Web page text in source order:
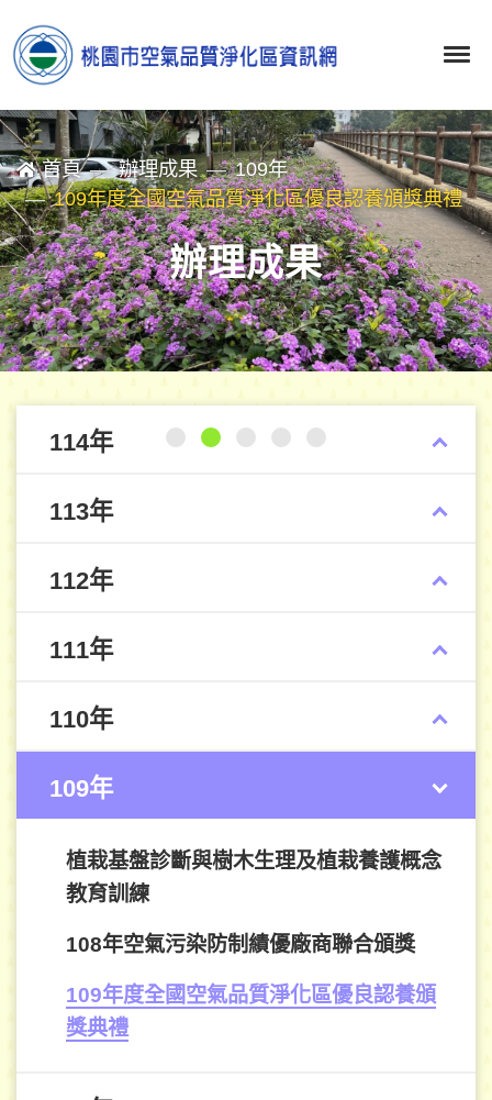
首頁 辦理成果
109年
109年度全國空氣品質淨化區優良認養頒獎典禮
辦理成果
114年
113年
112年
111年
110年
109年
植栽基盤診斷與樹木生理及植栽養護概念
教育訓練
108年空氣污染防制績優廠商聯合頒獎
109年度全國空氣品質淨化區優良認養頒
獎典禮